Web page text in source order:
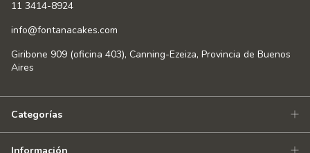
11 3414-8924
info@fontanacakes.com
Giribone 909 (oficina 403), Canning-Ezeiza, Provincia de Buenos
Aires
Categorías
Información